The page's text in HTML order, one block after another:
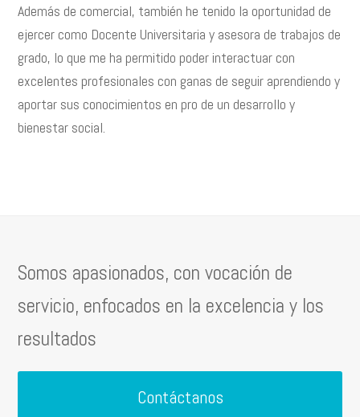
Además de comercial, también he tenido la oportunidad de
ejercer como Docente Universitaria y asesora de trabajos de
grado, lo que me ha permitido poder interactuar con
excelentes profesionales con ganas de seguir aprendiendo y
aportar sus conocimientos en pro de un desarrollo y
bienestar social.
Somos apasionados, con vocación de
servicio, enfocados en la excelencia y los
resultados
Contáctanos